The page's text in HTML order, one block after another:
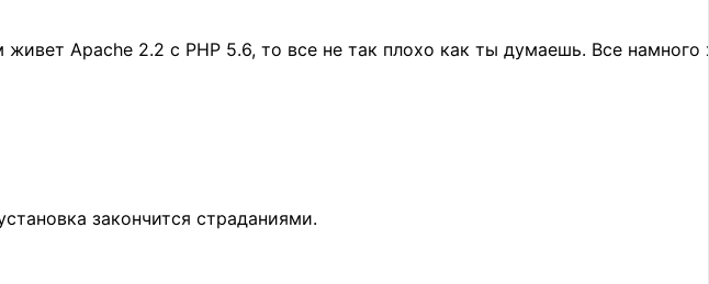
Apache 2.2 с PHP 5.6, то все не так плохо как ты думаешь. Все намного
закончится страданиями.